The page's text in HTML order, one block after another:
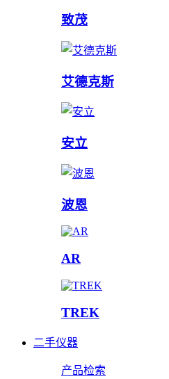
致茂
艾德克斯
安立
波恩
AR
TREK
二手仪器
产品检索